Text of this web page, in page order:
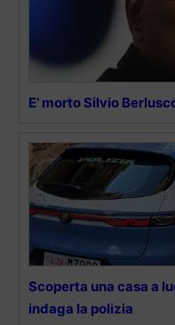
E’ morto Silvio
Scoperta una casa a
indaga la polizia